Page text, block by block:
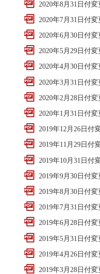
2020年8月31日付変
2020年7月31日付変
2020年6月30日付変
2020年5月29日付変
2020年4月30日付変
2020年3月31日付変
2020年2月28日付変
2020年1月31日付変
2019年12月26日付
2019年11月29日付
2019年10月31日付
2019年9月30日付変
2019年8月30日付変
2019年7月31日付変
2019年6月28日付変
2019年5月31日付変
2019年4月26日付変
2019年3月28日付変